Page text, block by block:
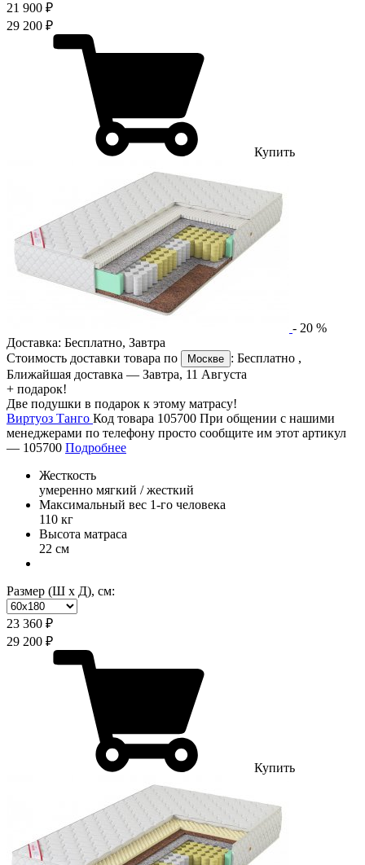
21 900 ₽
29 200 ₽
Купить
- 20 %
Доставка: Бесплатно, Завтра
Стоимость доставки товара по
Москве : Бесплатно ,
Ближайшая доставка — Завтра, 11 Августа
+ подарок!
Две подушки в подарок к этому матрасу!
Виртуоз Танго Код товара 105700 При общении с нашими
менеджерами по телефону просто сообщите им этот артикул
— 105700 Подробнее
Жесткость
умеренно мягкий / жесткий
Максимальный вес 1-го человека
110 кг
Высота матраса
22 см
Размер (Ш х Д), см:
23 360 ₽
29 200 ₽
Купить